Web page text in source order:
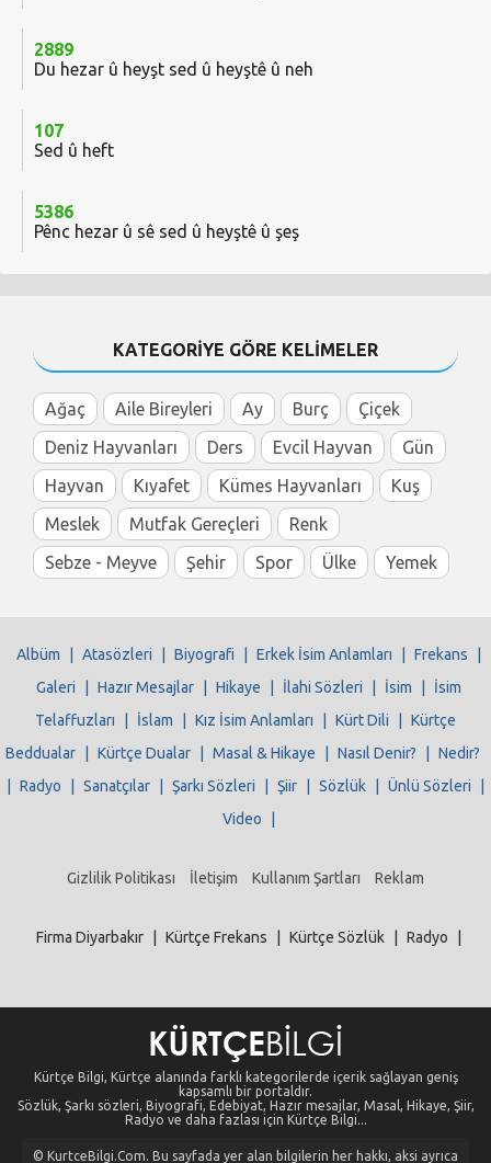
2889
Du hezar û heyşt sed û heyştê û neh
107
Sed û heft
5386
Pênc hezar û sê sed û heyştê û şeş
KATEGORİYE GÖRE KELİMELER
Ağaç Aile Bireyleri Ay Burç
Çiçek
Deniz Hayvanları
Ders Evcil Hayvan
Gün
Hayvan
Kıyafet Kümes Hayvanları
Kuş
Meslek
Mutfak Gereçleri
Renk
Sebze - Meyve
Şehir Spor Ülke Yemek
Albüm Atasözleri Biyografi Erkek İsim Anlamları Frekans
Galeri
Hazır Mesajlar Hikaye İlahi Sözleri İsim
İsim
Telaffuzları
İslam Kız İsim Anlamları Kürt Dili
Kürtçe
Beddualar
Kürtçe Dualar Masal & Hikaye Nasıl Denir?
Nedir?
Radyo Sanatçılar Şarkı Sözleri Şiir Sözlük Ünlü Sözleri
Video
Gizlilik Politikası İletişim Kullanım Şartları Reklam
Firma Diyarbakır Kürtçe Frekans Kürtçe Sözlük Radyo
Kürtçe Bilgi, Kürtçe alanında farklı kategorilerde içerik sağlayan geniş
kapsamlı bir portaldır.
Sözlük, Şarkı sözleri, Biyografi, Edebiyat, Hazır mesajlar, Masal, Hikaye, Şiir,
Radyo ve daha fazlası için Kürtçe Bilgi...
© KurtceBilgi.Com. Bu sayfada yer alan bilgilerin her hakkı, aksi ayrıca